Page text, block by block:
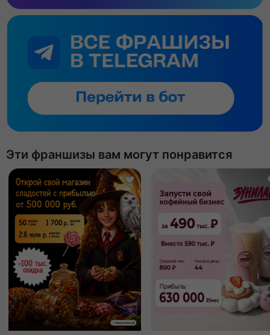
Эти франшизы вам могут понравится